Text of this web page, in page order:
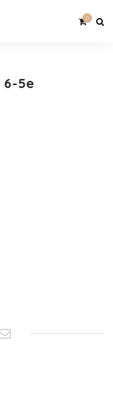
0
5e